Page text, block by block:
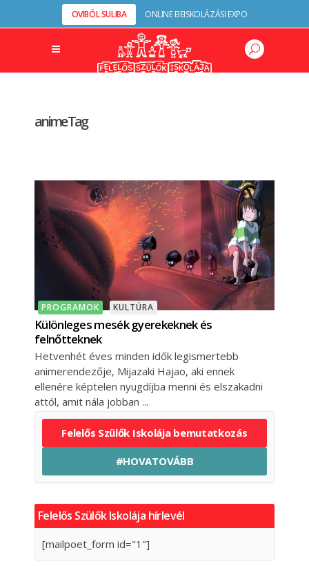
OVIBÓL SULIBA ONLINE BEISKOLÁZÁSI EXPO
anime Tag
PROGRAMOK KULTÚRA
Különleges mesék gyerekeknek és
felnőtteknek
Hetvenhét éves minden idők legismertebb
animerendezője, Mijazaki Hajao, aki ennek
ellenére képtelen nyugdíjba menni és elszakadni
attól, amit nála jobban
Felelős Szülők Iskolája bemutatkozás
#HOVATOVÁBB
Felelős Szülők Iskolája hírlevél
[mailpoet_form id="1"]